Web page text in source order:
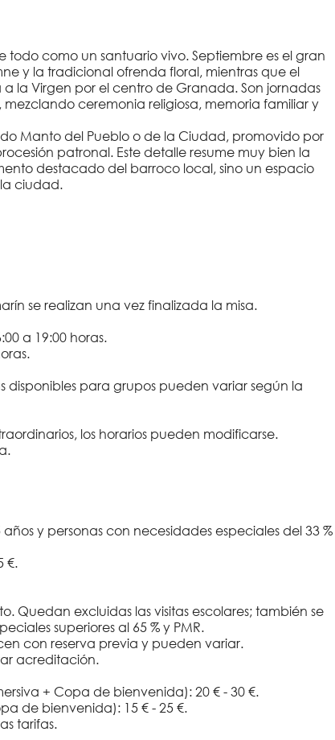
todo como un santuario vivo. Septiembre es el gran
y la tradicional ofrenda floral, mientras que el
la Virgen por el centro de Granada. Son jornadas
ceremonia religiosa, memoria familiar y
Manto del Pueblo o de la Ciudad, promovido por
patronal. Este detalle resume muy bien la
destacado del barroco local, sino un espacio
ciudad.
se realizan una vez finalizada la misa.
a 19:00 horas.
disponibles para grupos pueden variar según la
los horarios pueden modificarse.
y personas con necesidades especiales del 33 %
€.
Quedan excluidas las visitas escolares; también se
superiores al 65 % y PMR.
con reserva previa y pueden variar.
acreditación.
+ Copa de bienvenida): 20 € - 30 €.
de bienvenida): 15 € - 25 €.
tarifas.